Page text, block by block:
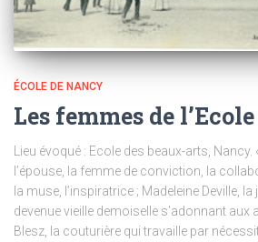
ÉCOLE DE NANCY
Les femmes de
Lieu évoqué : Ecole des beaux-arts, Nancy.
l’épouse, la femme de conviction, la
la muse, l’inspiratrice ; Madeleine Deville,
devenue vieille demoiselle s’adonnant
Blesz, la couturière qui travaille par